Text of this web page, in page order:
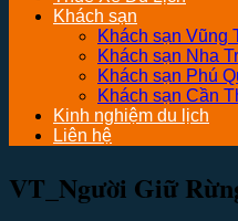
Khách sạn
Khách sạn Vũng
Khách sạn Nha
Khách sạn Phú
Khách sạn Cần
Kinh nghiệm du lịch
Liên hệ
VT_Người Giữ